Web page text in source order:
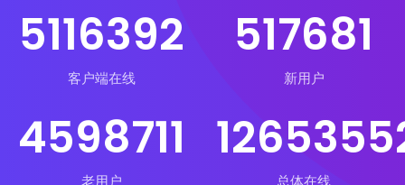
5116392
客户端在线
517681
新用户
4598711
老用户 总体在线